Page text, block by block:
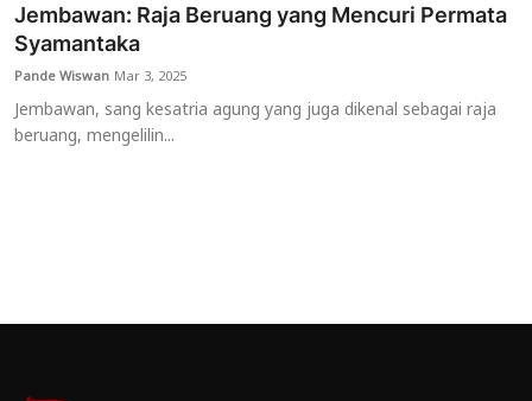
Jembawan: Raja Beruang yang Mencuri Permata
Syamantaka
Pande Wiswan Mar 3, 2025
Jembawan, sang kesatria agung yang juga dikenal sebagai raja
beruang, mengelilin...